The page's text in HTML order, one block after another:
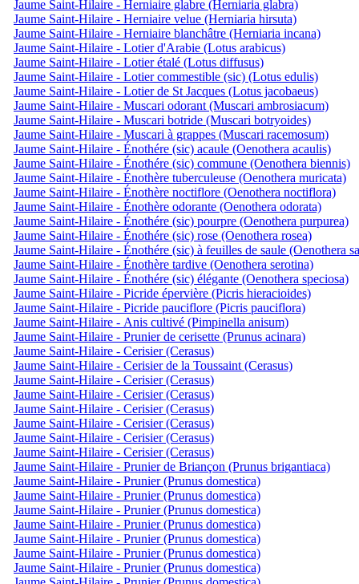
Jaume Saint-Hilaire - Herniaire glabre (Herniaria glabra)
Jaume Saint-Hilaire - Herniaire velue (Herniaria hirsuta)
Jaume Saint-Hilaire - Herniaire blanchâtre (Herniaria incana)
Jaume Saint-Hilaire - Lotier d'Arabie (Lotus arabicus)
Jaume Saint-Hilaire - Lotier étalé (Lotus diffusus)
Jaume Saint-Hilaire - Lotier commestible (sic) (Lotus edulis)
Jaume Saint-Hilaire - Lotier de St Jacques (Lotus jacobaeus)
Jaume Saint-Hilaire - Muscari odorant (Muscari ambrosiacum)
Jaume Saint-Hilaire - Muscari botride (Muscari botryoides)
Jaume Saint-Hilaire - Muscari à grappes (Muscari racemosum)
Jaume Saint-Hilaire - Énothére (sic) acaule (Oenothera acaulis)
Jaume Saint-Hilaire - Énothére (sic) commune (Oenothera biennis)
Jaume Saint-Hilaire - Énothère tuberculeuse (Oenothera muricata)
Jaume Saint-Hilaire - Énothère noctiflore (Oenothera noctiflora)
Jaume Saint-Hilaire - Énothère odorante (Oenothera odorata)
Jaume Saint-Hilaire - Énothére (sic) pourpre (Oenothera purpurea)
Jaume Saint-Hilaire - Énothére (sic) rose (Oenothera rosea)
Jaume Saint-Hilaire - Énothére (sic) à feuilles de saule (Oenothera
Jaume Saint-Hilaire - Énothère tardive (Oenothera serotina)
Jaume Saint-Hilaire - Énothére (sic) élégante (Oenothera speciosa)
Jaume Saint-Hilaire - Picride épervière (Picris hieracioides)
Jaume Saint-Hilaire - Picride pauciflore (Picris pauciflora)
Jaume Saint-Hilaire - Anis cultivé (Pimpinella anisum)
Jaume Saint-Hilaire - Prunier de cerisette (Prunus acinara)
Jaume Saint-Hilaire - Cerisier (Cerasus)
Jaume Saint-Hilaire - Cerisier de la Toussaint (Cerasus)
Jaume Saint-Hilaire - Cerisier (Cerasus)
Jaume Saint-Hilaire - Cerisier (Cerasus)
Jaume Saint-Hilaire - Cerisier (Cerasus)
Jaume Saint-Hilaire - Cerisier (Cerasus)
Jaume Saint-Hilaire - Cerisier (Cerasus)
Jaume Saint-Hilaire - Cerisier (Cerasus)
Jaume Saint-Hilaire - Prunier de Briançon (Prunus brigantiaca)
Jaume Saint-Hilaire - Prunier (Prunus domestica)
Jaume Saint-Hilaire - Prunier (Prunus domestica)
Jaume Saint-Hilaire - Prunier (Prunus domestica)
Jaume Saint-Hilaire - Prunier (Prunus domestica)
Jaume Saint-Hilaire - Prunier (Prunus domestica)
Jaume Saint-Hilaire - Prunier (Prunus domestica)
Jaume Saint-Hilaire - Prunier (Prunus domestica)